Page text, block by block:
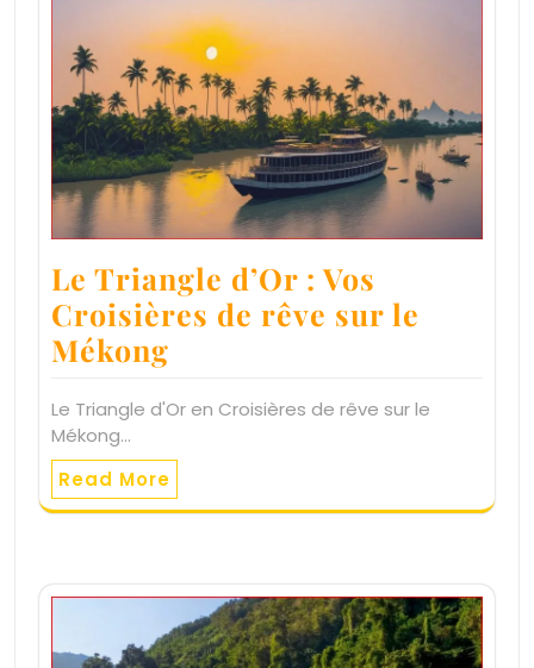
Le Triangle d’Or : Vos
Croisières de rêve sur le
Mékong
Le Triangle d'Or en Croisières de rêve sur le
Mékong…
Read More